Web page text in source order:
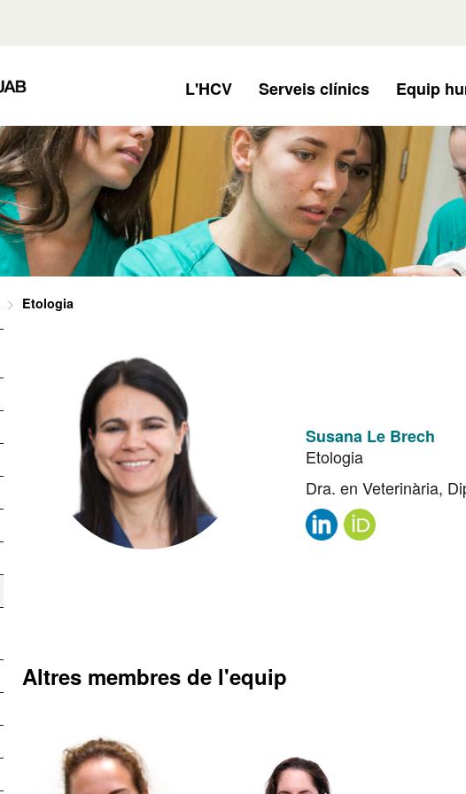
L'HCV Serveis clínics Equip
Etologia
Susana Le Brech
Etologia
Dra. en Veterinària,
Altres membres de l'equip